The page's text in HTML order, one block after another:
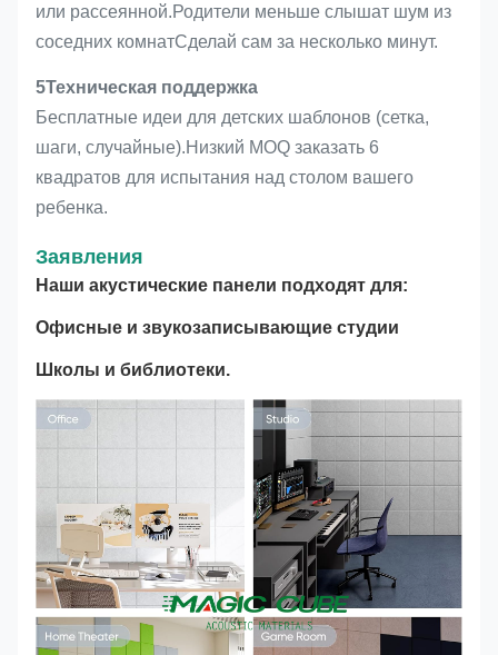
или рассеянной.Родители меньше слышат шум из
соседних комнатСделай сам за несколько минут.
5Техническая поддержка
Бесплатные идеи для детских шаблонов (сетка,
шаги, случайные).Низкий MOQ заказать 6
квадратов для испытания над столом вашего
ребенка.
Заявления
Наши акустические панели подходят для:
Офисные и звукозаписывающие студии
Школы и библиотеки.